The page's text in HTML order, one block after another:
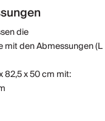
die
den Abmessungen (L
82,5 x 50 cm mit: